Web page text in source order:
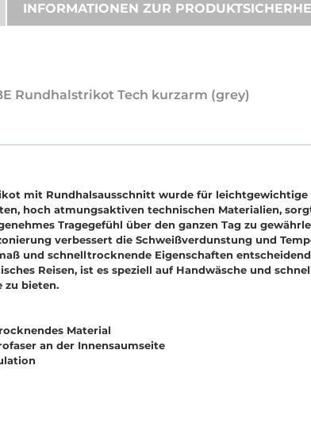
INFORMATIONEN ZUR
Rundhalstrikot Tech kurzarm (grey)
mit Rundhalsausschnitt wurde für
hoch atmungsaktiven technischen Materialien,
Tragegefühl über den ganzen Tag zu
verbessert die Schweißverdunstung und
und schnelltrocknende Eigenschaften
Reisen, ist es speziell auf Handwäsche und
zu bieten.
Material
an der Innensaumseite